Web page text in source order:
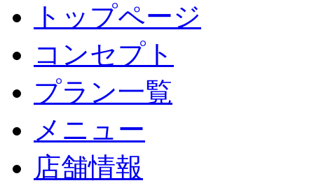
トップページ
コンセプト
プラン一覧
メニュー
店舗情報